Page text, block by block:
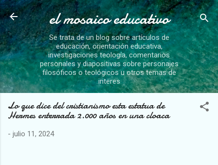
Ir al contenido principal
el mosaico educativo
Se trata de un blog sobre artículos de
educación, orientación educativa,
investigaciones teología, comentarios
personales y diapositivas sobre personajes
filosóficos o teológicos u otros temas de
interes
Lo que dice del cristianismo esta estatua de
Hermes enterrada 2.000 años en una cloaca
- julio 11, 2024